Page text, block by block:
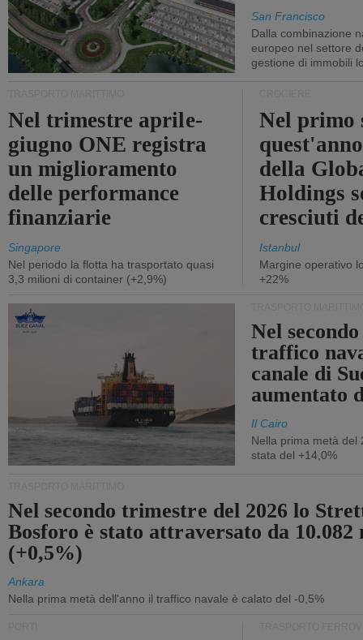
San Francisco
Dalla combinazione
europeo nel settore
gestione di immobili
Nel trimestre aprile-
giugno ONE registra
un miglioramento
delle performance
finanziarie
Singapore
Nel periodo la flotta ha trasportato quasi
3,3 milioni di container (+2,9%)
Nel primo
della
Holdings
cresciuti
Istanbul
Margine operativo
+22%
Nel
traffico
canale di
aumentato
Il Cairo
Nella prima metà del
stata del +14,0%
Nel secondo trimestre del 2026 lo
Bosforo è stato attraversato da 10.082
(+0,5%)
Ankara
Nella prima metà dell'anno il traffico navale è calato del -0,5%